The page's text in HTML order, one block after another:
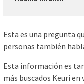
Esta es una pregunta
personas también
Esta información es
más buscados Keuri